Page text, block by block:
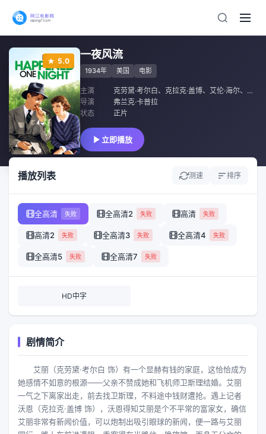
5.0
一夜风流
1934年 美国 电影
主演 克劳黛·考尔白、 克拉克·盖博、 艾伦·海尔、 Claire
导演
弗兰克·卡普拉
状态
正片
立即播放
播放列表 测速 排序
全高清 失败 全高清2 失败 高清 失败
高清2 失败 全高清3 失败 全高清4 失败
全高清5 失败 全高清7 失败
HD中字
剧情简介
艾丽（克劳黛·考尔白 饰）有一个显赫有钱的家庭，这恰恰成为
她感情不如意的根源——父亲不赞成她和飞机师卫斯理结婚。艾丽
一气之下离家出走，前去找卫斯理，不料途中钱财遭抢。遇上记者
沃恩（克拉克·盖博 饰），沃恩得知艾丽是个不平常的富家女，确信
艾丽非常有新闻价值，可以炮制出吸引眼球的新闻，便一路与艾丽